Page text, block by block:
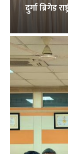
दुर्गा ब्रिगेड